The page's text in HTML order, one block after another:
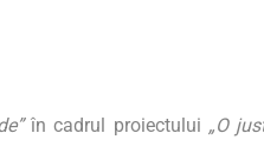
în cadrul proiectului „O